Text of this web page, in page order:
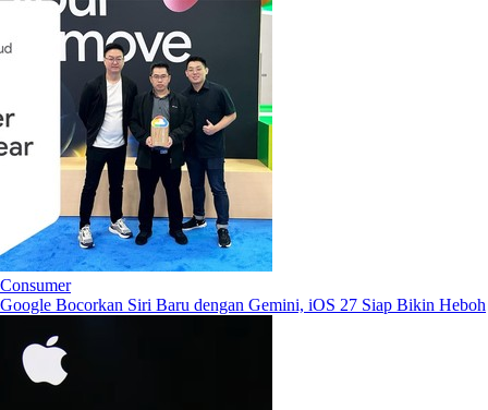
Consumer
Google Bocorkan Siri Baru dengan Gemini, iOS 27 Siap Bikin Heboh